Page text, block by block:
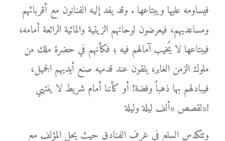
فيساومه عليها ويبتاعها . وقد يفد إليه الفنانون مع أقربائهم
ومساعديهم، فيعرضون لوحاتهم الزيتية والمائية الرائعة أمامه،
فيبتاعها لا يُخيب آمالهم فيه ؛ فكأنهم في حضرة ملك من
ملوك الزمن الغابر، يلقون عند قدميه صنع أيديهم الجميل،
فيبادلهم بها ذهباً وفضة! أو كأننا أمام شريط لا ينتهي
لقصص «ألف ليلة وليلة»!
وتتكدس السلع في غرف الفنادق حيث يحل المؤلف مع